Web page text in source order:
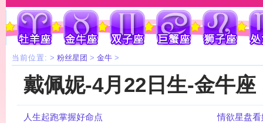
当前位置: > 粉丝星团 > 金牛 >
戴佩妮-4月22日生-金牛座
人生起跑掌握好命点 情欲星盘